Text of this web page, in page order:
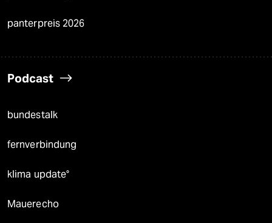
panterpreis 2026
Podcast
bundestalk
fernverbindung
klima update°
Mauerecho